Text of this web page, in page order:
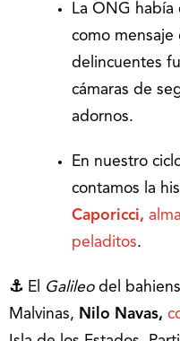
La ONG había
como mensaje
delincuentes
cámaras de
adornos.
En nuestro
contamos la
Caporicci,
peladitos.
⚓ El Galileodel
Malvinas, Nilo Navas,